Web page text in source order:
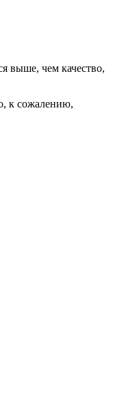
выше, чем качество,
к сожалению,